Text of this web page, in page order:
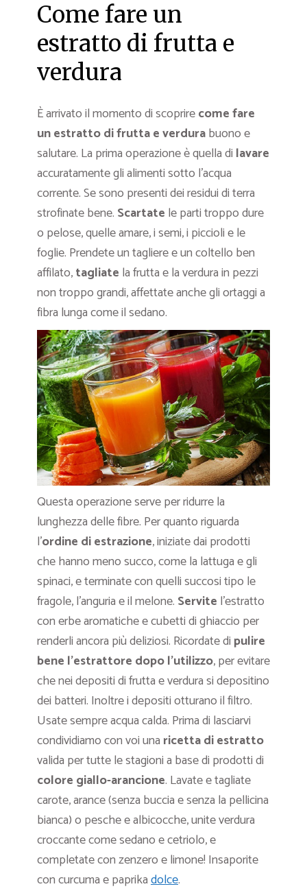
Come fare un
estratto di frutta e
verdura
È arrivato il momento di scoprirecome fare
un estratto di frutta e verdurabuono e
salutare. La prima operazione è quella di lavare
accuratamente gli alimenti sotto l’acqua
corrente. Se sono presenti dei residui di terra
strofinate bene. Scartate le parti troppo dure
o pelose, quelle amare, i semi, i piccioli e le
foglie. Prendete un tagliere e un coltello ben
affilato,tagliate la frutta e la verdura in pezzi
non troppo grandi, affettate anche gli ortaggi a
fibra lunga come il sedano.
Questa operazione serve per ridurre la
lunghezza delle fibre. Per quanto riguarda
l’ordine di estrazione, iniziate dai prodotti
che hanno meno succo, come la lattuga e gli
spinaci, e terminate con quelli succosi tipo le
fragole, l’anguria e il melone. Servite l’estratto
con erbe aromatiche e cubetti di ghiaccio per
renderli ancora più deliziosi. Ricordate di pulire
bene l’estrattore dopo l’utilizzo, per evitare
che nei depositi di frutta e verdura si depositino
dei batteri. Inoltre i depositi otturano il filtro.
Usate sempre acqua calda. Prima di lasciarvi
condividiamo con voi una ricetta di estratto
valida per tutte le stagioni a base di prodotti di
colore giallo-arancione. Lavate e tagliate
carote, arance (senza buccia e senza la pellicina
bianca) o pesche e albicocche, unite verdura
croccante come sedano e cetriolo, e
completate con zenzero e limone! Insaporite
con curcuma e paprikadolce.